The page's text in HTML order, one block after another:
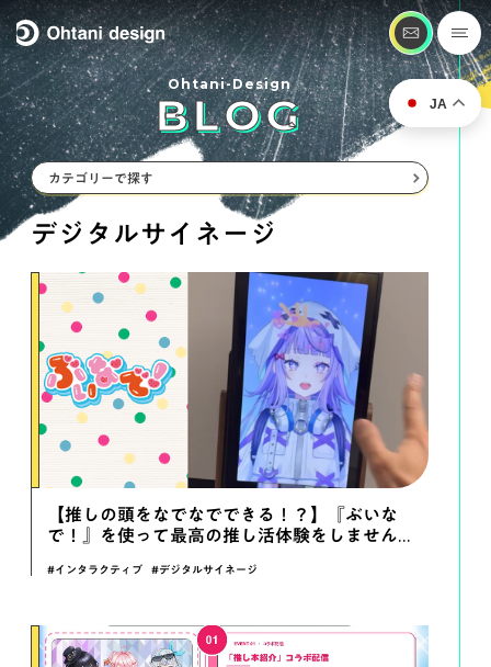
Ohtani-Design
BLOG
カテゴリーで探す
#インタラクティブ
#デジタルサイネージ #Webサイト制作
#DTPデザイン #店舗装飾・設営
#商業施設のPOP #SP企画
#ノベルティ企画 #化粧品の企画・販売
#その他
デジタルサイネージ
【推しの頭をなでなでできる！？】『ぶいな
で！』を使って最高の推し活体験をしません
#インタラクティブ #デジタルサイネージ
JA